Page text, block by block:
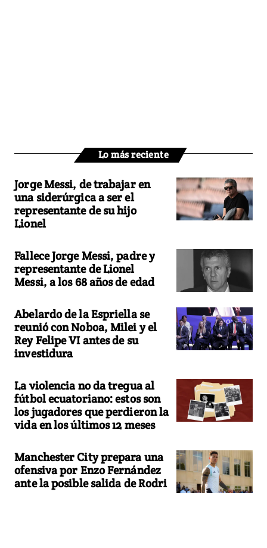
Lo más reciente
Jorge Messi, de trabajar en
una siderúrgica a ser el
representante de su hijo
Lionel
Fallece Jorge Messi, padre y
representante de Lionel
Messi, a los 68 años de edad
Abelardo de la Espriella se
reunió con Noboa, Milei y el
Rey Felipe VI antes de su
investidura
La violencia no da tregua al
fútbol ecuatoriano: estos son
los jugadores que perdieron la
vida en los últimos 12 meses
Manchester City prepara una
ofensiva por Enzo Fernández
ante la posible salida de Rodri